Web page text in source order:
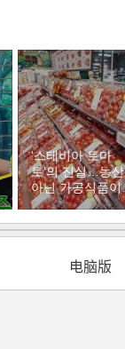
‘스테비아 토마
토’의 진실…농
아닌 가공식품이
다
电脑版